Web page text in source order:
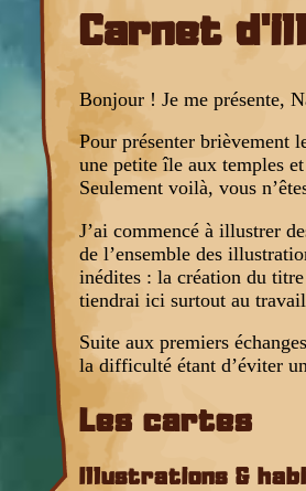
Carnet
Bonjour ! Je me présente,
Pour présenter brièvement
une petite île aux temples
Seulement voilà, vous
J’ai commencé à illustrer
de l’ensemble des
inédites : la création du titre
tiendrai ici surtout au
Suite aux premiers
la difficulté étant d’éviter
Les cartes
Illustrations &